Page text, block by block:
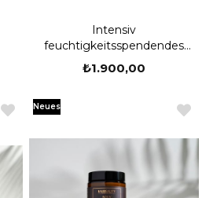
Intensiv
feuchtigkeitsspendendes
Handpflegeset
₺1.900,00
Neues